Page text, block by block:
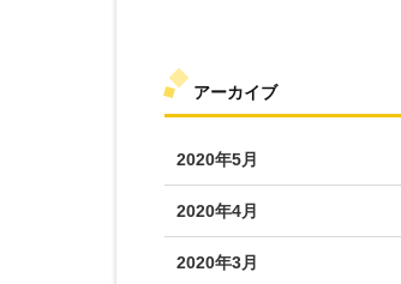
アーカイブ
2020年5月
2020年4月
2020年3月